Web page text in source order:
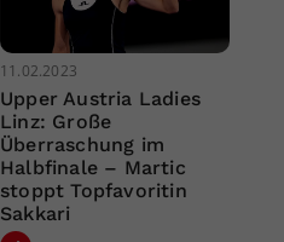
11.02.2023
Upper Austria Ladies
Linz: Große
Überraschung im
Halbfinale – Martic
stoppt Topfavoritin
Sakkari